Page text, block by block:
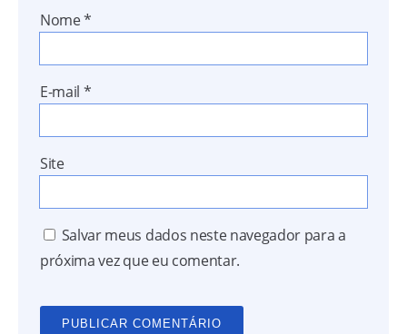
Nome*
E-mail *
Site
Salvar meus dados neste navegador para a
próxima vez que eu comentar.